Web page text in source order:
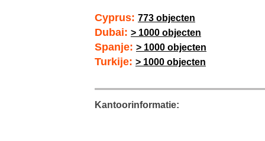
Cyprus: 773 objecten
Dubai: > 1000 objecten
Spanje: > 1000 objecten
Turkije: > 1000 objecten
Kantoorinformatie: